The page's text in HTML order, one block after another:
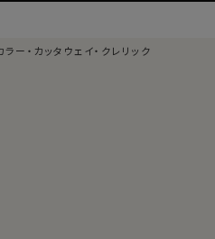
ー・カッタウェイ・クレリック